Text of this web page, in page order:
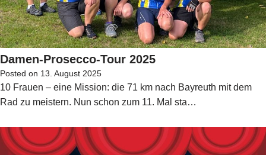
Damen-Prosecco-Tour 2025
Posted on 13. August 2025
10 Frauen – eine Mission: die 71 km nach Bayreuth mit dem
Rad zu meistern. Nun schon zum 11. Mal sta…